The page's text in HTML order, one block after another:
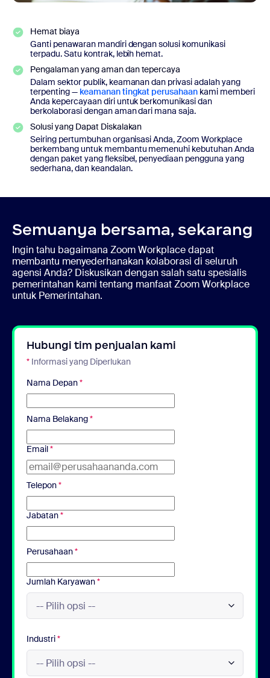
Hemat biaya
Ganti penawaran mandiri dengan solusi komunikasi
terpadu. Satu kontrak, lebih hemat.
Pengalaman yang aman dan tepercaya
Dalam sektor publik, keamanan dan privasi adalah yang
terpenting — keamanan tingkat perusahaan kami memberi
Anda kepercayaan diri untuk berkomunikasi dan
berkolaborasi dengan aman dari mana saja.
Solusi yang Dapat Diskalakan
Seiring pertumbuhan organisasi Anda, Zoom Workplace
berkembang untuk membantu memenuhi kebutuhan Anda
dengan paket yang fleksibel, penyediaan pengguna yang
sederhana, dan keandalan.
Semuanya bersama, sekarang
Ingin tahu bagaimana Zoom Workplace dapat
membantu menyederhanakan kolaborasi di seluruh
agensi Anda? Diskusikan dengan salah satu spesialis
pemerintahan kami tentang manfaat Zoom Workplace
untuk Pemerintahan.
Hubungi tim penjualan kami
* Informasi yang Diperlukan
Nama Depan*
Nama Belakang*
Email*
Telepon*
Jabatan*
Perusahaan*
Jumlah Karyawan*
Industri*